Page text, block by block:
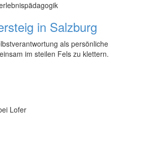
in Salzburg
als persönliche
im steilen Fels zu klettern.
Lofer